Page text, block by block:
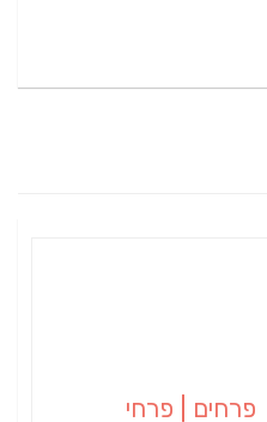
פרחים | פרחי